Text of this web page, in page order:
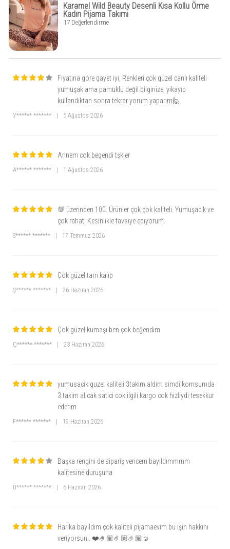
Neden Bu Ürünü Almalısınız?
Evde de Şık Olun: Günlük rahatlığınızı stil sahibi bir görünümle tamamlayın.
Nefes Alabilir ve Hafif: Cilt dostu kumaşıyla gün boyu konfor sunar.
Hediye İçin Mükemmel Bir Seçenek
için harika bir alternatif.
Kolay Bakım: Makinede hassas yıkama ile uzun ömürlü kullanım sağlar.
Karamel Wild Beauty Desenli Kısa Kollu Örme
Kadın Pijama Takımı
17 Değerlendirme
Fiyatına göre gayet iyi, Renkleri çok güzel canlı kaliteli
yumuşak ama pamuklu değil bilginize, yıkayıp
kullandıktan sonra tekrar yorum yaparım🙋
Y****** ******* 5 Ağustos 2026
Annem cok begendi tşkler
A****** ******* 1 Ağustos 2026
💯 üzerinden 100. Ürünler çok çok kaliteli. Yumuşacık ve
çok rahat. Kesinlikle tavsiye ediyorum.
S****** ******* 17 Temmuz 2026
Çok güzel tam kalıp
Ş****** ******* 26 Haziran 2026
Çok güzel kumaşı ben çok beğendim
Ç****** ******* 23 Haziran 2026
yumusacik guzel kaliteli 3takim aldim simdi komsumda
3 takim alicak satici cok ilgili kargo cok hizliydi tesekkur
ederim
F****** ******* 19 Haziran 2026
Başka rengini de sipariş vericem bayıldımmmm
kalitesine duruşuna
Ü****** ******* 6 Haziran 2026
Harika bayıldım çok kaliteli pijamaevim bu işin hakkını
veriyorsun.. ❤️🤌🏽🤌🏽🤌🏽☺️